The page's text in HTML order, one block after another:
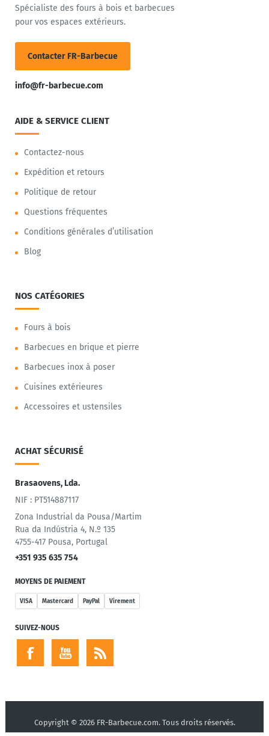
Spécialiste des fours à bois et barbecues
pour vos espaces extérieurs.
Contacter FR-Barbecue
info@fr-barbecue.com
AIDE & SERVICE CLIENT
Contactez-nous
Expédition et retours
Politique de retour
Questions fréquentes
Conditions générales d’utilisation
Blog
NOS CATÉGORIES
Fours à bois
Barbecues en brique et pierre
Barbecues inox à poser
Cuisines extérieures
Accessoires et ustensiles
ACHAT SÉCURISÉ
Brasaovens, Lda.
NIF : PT514887117
Zona Industrial da Pousa/Martim
Rua da Indústria 4, N.º 135
4755-417 Pousa, Portugal
+351 935 635 754
MOYENS DE PAIEMENT
VISA Mastercard PayPal Virement
SUIVEZ-NOUS
Copyright © 2026 FR-Barbecue.com. Tous droits réservés.